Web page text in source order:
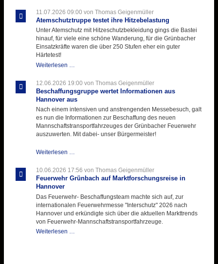
für
der
Kirmes
mit
zukunftsweisender
11.07.2026 09:00 von Thomas Geigenmüller
Atemschutztruppe testet ihre Hitzebelastung
Unter Atemschutz mit Hitzeschutzbekleidung gings die Bastei
hinauf, für viele eine schöne Wanderung, für die Grünbacher
Einsatzkräfte waren die über 250 Stufen eher ein guter
Härtetest!
Weiterlesen …
ihre
Hitzebelastung
12.06.2026 19:00 von Thomas Geigenmüller
Beschaffungsgruppe wertet Informationen aus
Hannover aus
Nach einem intensiven und anstrengenden Messebesuch, galt
es nun die Informationen zur Beschaffung des neuen
Mannschaftstransportfahrzeuges der Grünbacher Feuerwehr
auszuwerten. Mit dabei- unser Bürgermeister!
Weiterlesen …
Informationen
aus
10.06.2026 17:56 von Thomas Geigenmüller
Feuerwehr Grünbach auf Marktforschungsreise in
Hannover
Das Feuerwehr- Beschaffungsteam machte sich auf, zur
internationalen Feuerwehrmesse "Interschutz" 2026 nach
Hannover und erkündigte sich über die aktuellen Markttrends
von Feuerwehr-Mannschaftstransportfahrzeuge.
Weiterlesen …